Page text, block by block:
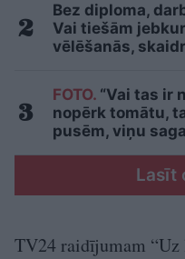
Bez diploma,
Vai tiešām
vēlēšanās,
FOTO. “Vai tas ir
nopērk tomātu,
pusēm, viņu
Lasīt
TV24 raidījumam